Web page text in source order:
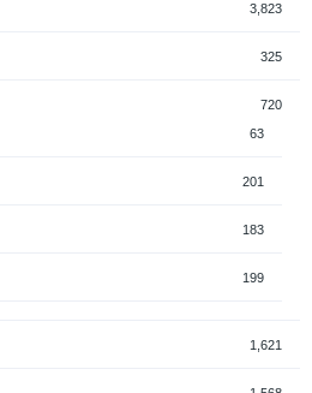
3,823
325
720
63
201
183
199
1,621